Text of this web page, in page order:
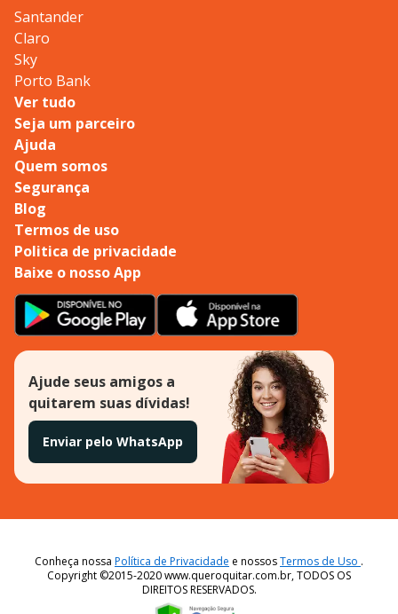
Santander
Claro
Sky
Porto Bank
Ver tudo
Seja um parceiro
Ajuda
Quem somos
Segurança
Blog
Termos de uso
Politica de privacidade
Baixe o nosso App
Ajude seus amigos a
quitarem suas dívidas!
Enviar pelo WhatsApp
Conheça nossa Política de Privacidade e nossosTermos de Uso .
Copyright ©2015-2020 www.queroquitar.com.br, TODOS OS
DIREITOS RESERVADOS.